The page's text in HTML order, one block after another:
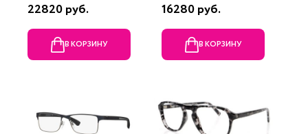
22820 руб.
В КОРЗИНУ
16280 руб.
В КОРЗИНУ